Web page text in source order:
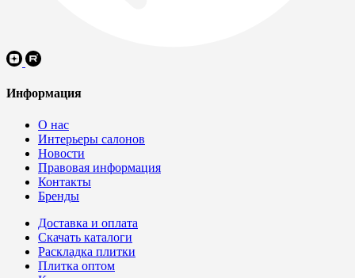
Информация
О нас
Интерьеры салонов
Новости
Правовая информация
Контакты
Бренды
Доставка и оплата
Скачать каталоги
Раскладка плитки
Плитка оптом